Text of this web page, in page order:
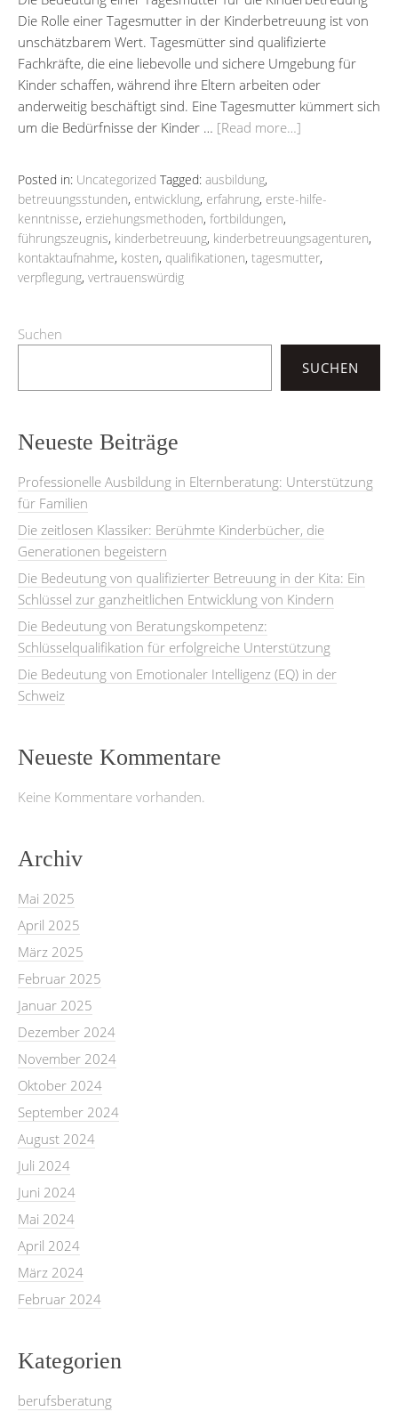
Die Rolle einer Tagesmutter in der Kinderbetreuung ist von
unschätzbarem Wert. Tagesmütter sind qualifizierte
Fachkräfte, die eine liebevolle und sichere Umgebung für
Kinder schaffen, während ihre Eltern arbeiten oder
anderweitig beschäftigt sind. Eine Tagesmutter kümmert sich
um die Bedürfnisse der Kinder … [Read more…]
Posted in: Uncategorized Tagged: ausbildung,
betreuungsstunden, entwicklung, erfahrung, erste-hilfe-
kenntnisse, erziehungsmethoden, fortbildungen,
führungszeugnis, kinderbetreuung, kinderbetreuungsagenturen,
kontaktaufnahme, kosten, qualifikationen, tagesmutter,
verpflegung, vertrauenswürdig
Suchen
SUCHEN
Neueste Beiträge
Professionelle Ausbildung in Elternberatung: Unterstützung
für Familien
Die zeitlosen Klassiker: Berühmte Kinderbücher, die
Generationen begeistern
Die Bedeutung von qualifizierter Betreuung in der Kita: Ein
Schlüssel zur ganzheitlichen Entwicklung von Kindern
Die Bedeutung von Beratungskompetenz:
Schlüsselqualifikation für erfolgreiche Unterstützung
Die Bedeutung von Emotionaler Intelligenz (EQ) in der
Schweiz
Neueste Kommentare
Keine Kommentare vorhanden.
Archiv
Mai 2025
April 2025
März 2025
Februar 2025
Januar 2025
Dezember 2024
November 2024
Oktober 2024
September 2024
August 2024
Juli 2024
Juni 2024
Mai 2024
April 2024
März 2024
Februar 2024
Kategorien
berufsberatung